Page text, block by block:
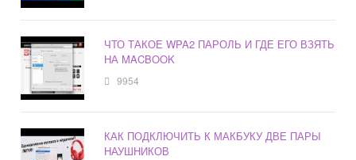
ЧТО ТАКОЕ WPA2 ПАРОЛЬ И ГДЕ ЕГО ВЗЯТЬ
НА MACBOOK
9954
КАК ПОДКЛЮЧИТЬ К МАКБУКУ ДВЕ ПАРЫ
НАУШНИКОВ